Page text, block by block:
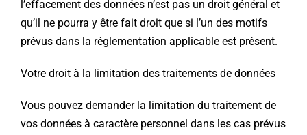
l’effacement des données n’est pas un droit général et
qu’il ne pourra y être fait droit que si l’un des motifs
prévus dans la réglementation applicable est présent.
Votre droit à la limitation des traitements de données
Vous pouvez demander la limitation du traitement de
vos données à caractère personnel dans les cas prévus